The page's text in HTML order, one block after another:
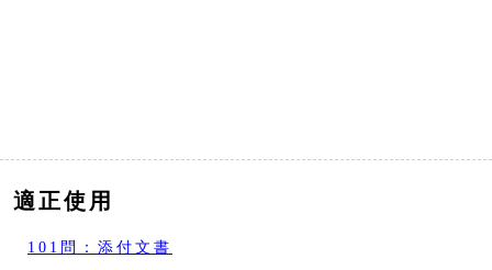
適正使用
101問：添付文書